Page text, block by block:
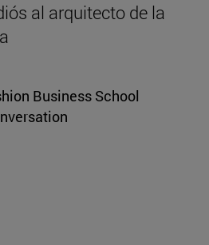
al arquitecto de la
Business School